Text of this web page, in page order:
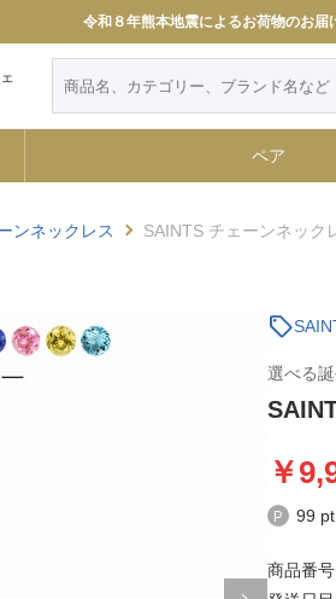
令和８年熊本地震によるお荷物のお届
ペア
ンネックレス SAINTS チェーンネック
sell
選べる
99 pt
商品番号